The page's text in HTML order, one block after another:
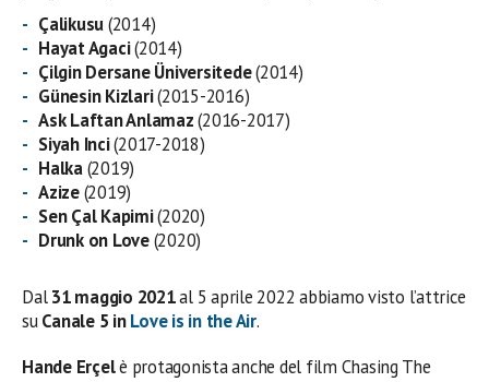
Çalikusu(2014)
Hayat Agaci(2014)
Çilgin Dersane Üniversitede(2014)
Günesin Kizlari(2015-2016)
Ask Laftan Anlamaz(2016-2017)
Siyah Inci(2017-2018)
Halka(2019)
Azize(2019)
Sen Çal Kapimi(2020)
Drunk on Love(2020)
Dal31 maggio 2021al 5 aprile 2022 abbiamo visto l’attrice
suCanale 5 inLove is in the Air.
Hande Erçelè protagonista anche del film Chasing The